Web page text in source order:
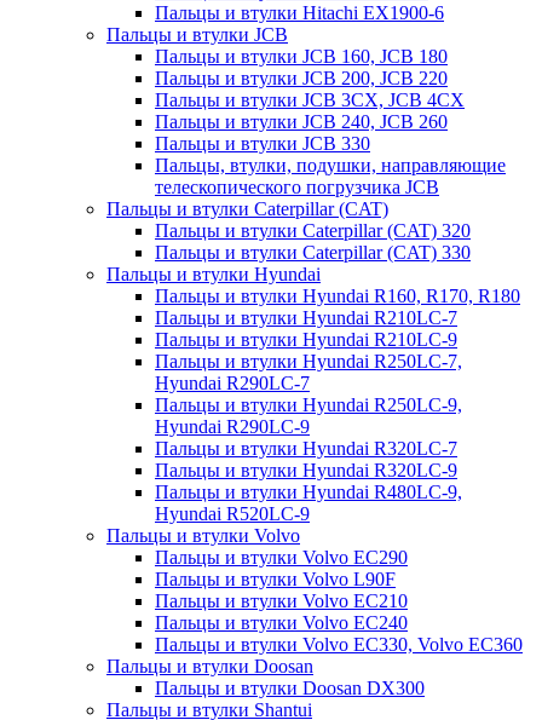
Пальцы и втулки Hitachi EX1900-6
Пальцы и втулки JCB
Пальцы и втулки JCB 160, JCB 180
Пальцы и втулки JCB 200, JCB 220
Пальцы и втулки JCB 3CX, JCB 4CX
Пальцы и втулки JCB 240, JCB 260
Пальцы и втулки JCB 330
Пальцы, втулки, подушки, направляющие
телескопического погрузчика JCB
Пальцы и втулки Caterpillar (CAT)
Пальцы и втулки Caterpillar (CAT) 320
Пальцы и втулки Caterpillar (CAT) 330
Пальцы и втулки Hyundai
Пальцы и втулки Hyundai R160, R170, R180
Пальцы и втулки Hyundai R210LC-7
Пальцы и втулки Hyundai R210LC-9
Пальцы и втулки Hyundai R250LC-7,
Hyundai R290LC-7
Пальцы и втулки Hyundai R250LC-9,
Hyundai R290LC-9
Пальцы и втулки Hyundai R320LC-7
Пальцы и втулки Hyundai R320LC-9
Пальцы и втулки Hyundai R480LC-9,
Hyundai R520LC-9
Пальцы и втулки Volvo
Пальцы и втулки Volvo EC290
Пальцы и втулки Volvo L90F
Пальцы и втулки Volvo EC210
Пальцы и втулки Volvo EC240
Пальцы и втулки Volvo EC330, Volvo EC360
Пальцы и втулки Doosan
Пальцы и втулки Doosan DX300
Пальцы и втулки Shantui